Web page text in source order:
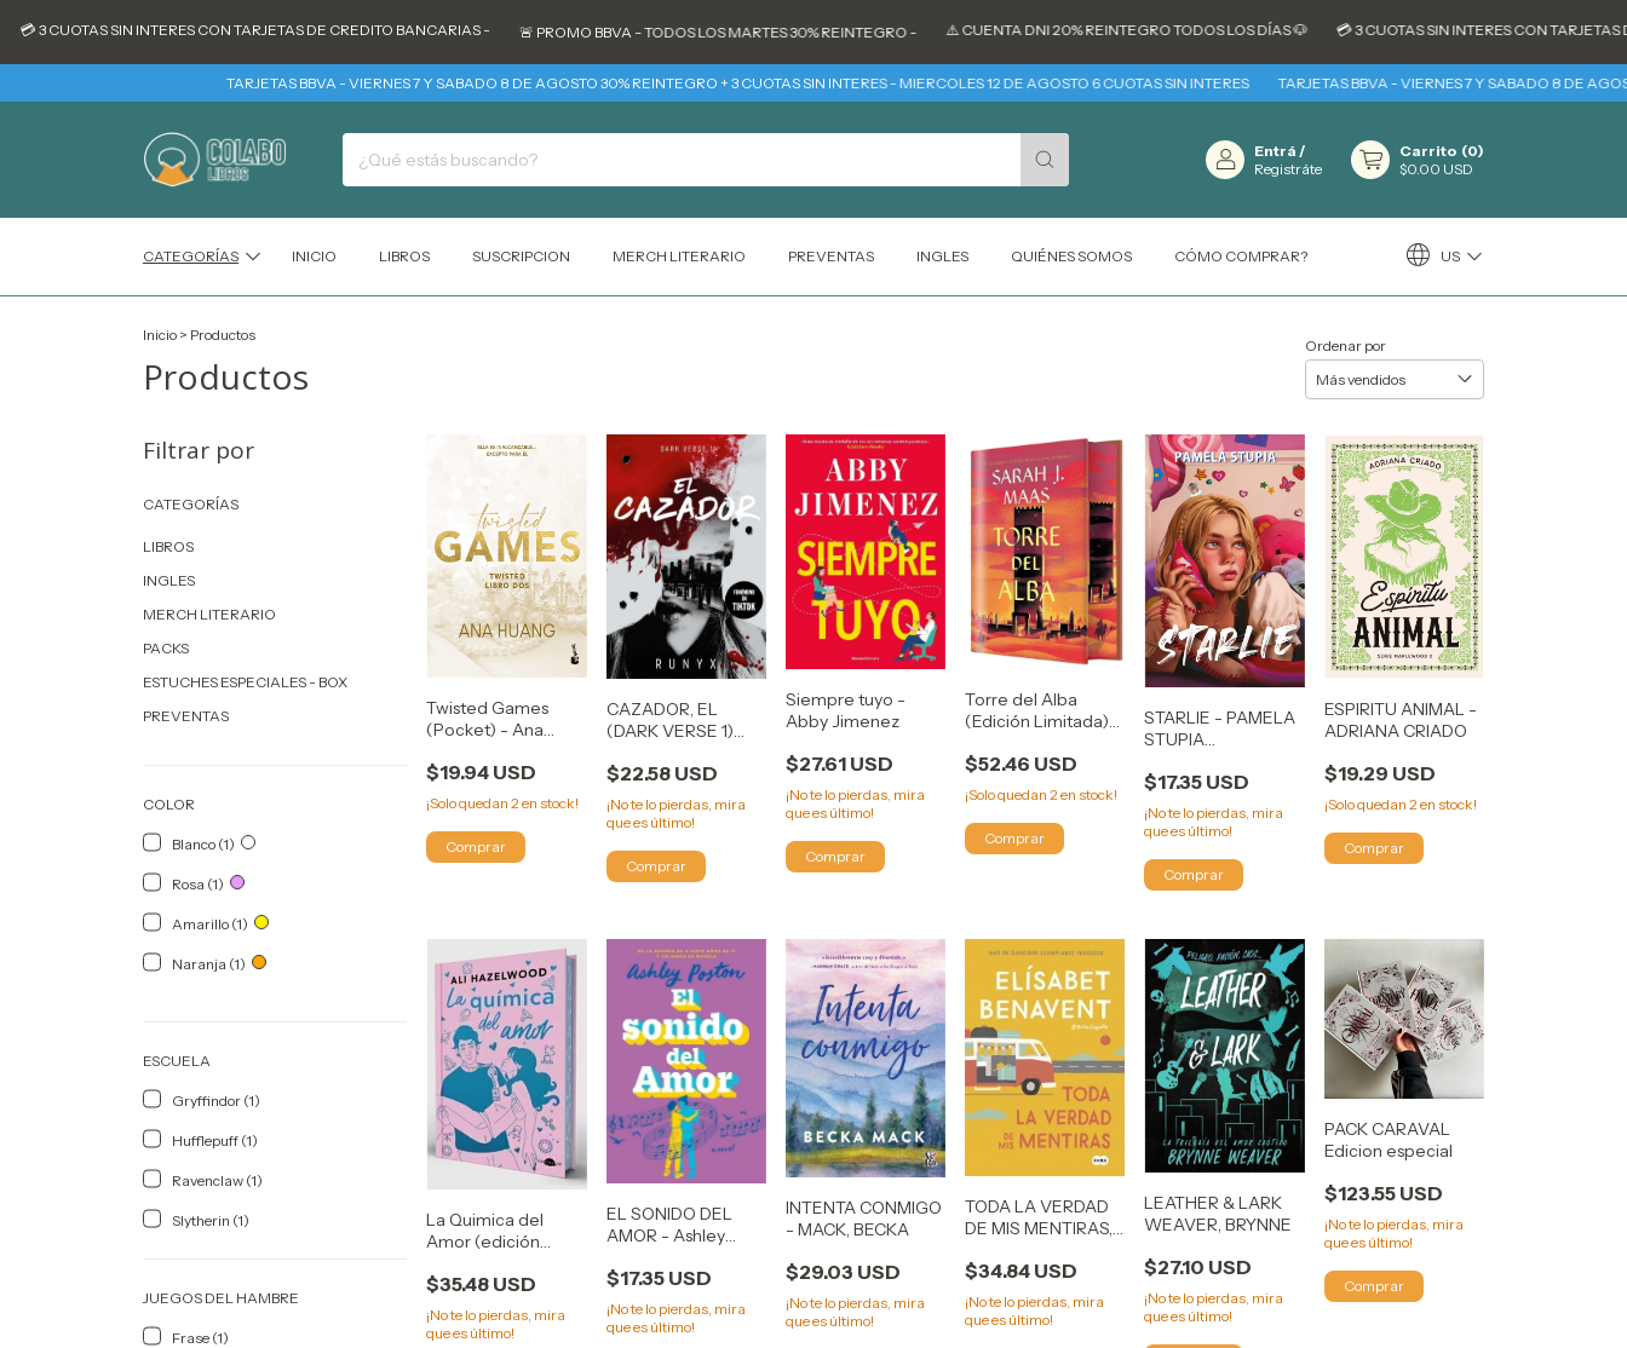
CUOTAS SIN INTERES CON TARJETAS DE CREDITO BANCARIAS - 🚨 PROMO BBVA - TODOS LOS MARTES 30% REINTEGRO - ⚠️ CUENTA DNI 20% REINTEGRO TODOS LOS DÍAS 🐶 💳 3 CUOTAS SIN INTERES CON TARJETAS DE
TARJETAS BBVA - VIERNES 7 Y SABADO 8 DE AGOSTO 30% REINTEGRO + 3 CUOTAS SIN INTERES - MIERCOLES 12 DE AGOSTO 6 CUOTAS SIN INTERES TARJETAS BBVA - VIERNES 7 Y SABADO 8 DE AGOSTO
Entrá /
Registráte
Carrito (0)
$0.00 USD
CATEGORÍAS INICIO LIBROS SUSCRIPCION MERCH LITERARIO PREVENTAS INGLES QUIÉNES SOMOS CÓMO COMPRAR? US
Inicio > Productos
Productos
Ordenar por
Filtrar por
CATEGORÍAS
LIBROS
INGLES
MERCH LITERARIO
PACKS
ESTUCHES ESPECIALES - BOX
PREVENTAS
COLOR
Blanco (1)
Rosa (1)
Amarillo (1)
Naranja (1)
ESCUELA
Gryffindor (1)
Hufflepuff (1)
Ravenclaw (1)
Slytherin (1)
JUEGOS DEL HAMBRE
Frase (1)
Twisted Games
(Pocket) - Ana
$19.94 USD
¡Solo quedan2 en stock!
CAZADOR, EL
(DARK VERSE 1)
$22.58 USD
¡No te lo pierdas, mira
que es último!
Siempre tuyo -
Abby Jimenez
$27.61 USD
¡No te lo pierdas, mira
que es último!
Torre del Alba
(Edición Limitada)
$52.46 USD
¡Solo quedan2en stock!
STARLIE - PAMELA
STUPIA
IMPERFECTAS 1)
(NUEVA EDICION)
$17.35 USD
¡No te lo pierdas, mira
que es último!
ESPIRITU ANIMAL -
ADRIANA CRIADO
$19.29 USD
¡Solo quedan 2 en stock!
La Quimica del
Amor (edición
Hazelwood
$35.48 USD
¡No te lo pierdas, mira
que es último!
EL SONIDO DEL
AMOR - Ashley
$17.35 USD
¡No te lo pierdas, mira
que es último!
INTENTA CONMIGO
- MACK, BECKA
$29.03 USD
¡No te lo pierdas, mira
que es último!
TODA LA VERDAD
DE MIS MENTIRAS,
BENAVENT
$34.84 USD
¡No te lo pierdas, mira
que es último!
LEATHER & LARK
WEAVER, BRYNNE
$27.10 USD
¡No te lo pierdas, mira
que es último!
PACK CARAVAL
Edicion especial
$123.55 USD
¡No te lo pierdas, mira
que es último!